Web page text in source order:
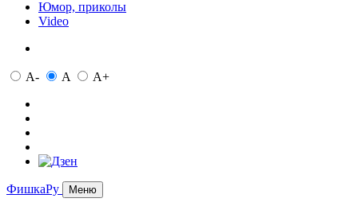
Юмор, приколы
Video
A- A A+
ФишкаРу Меню